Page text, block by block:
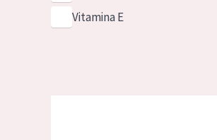
Vitamina E